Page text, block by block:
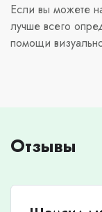
Если вы можете
лучше всего
помощи
Отзывы